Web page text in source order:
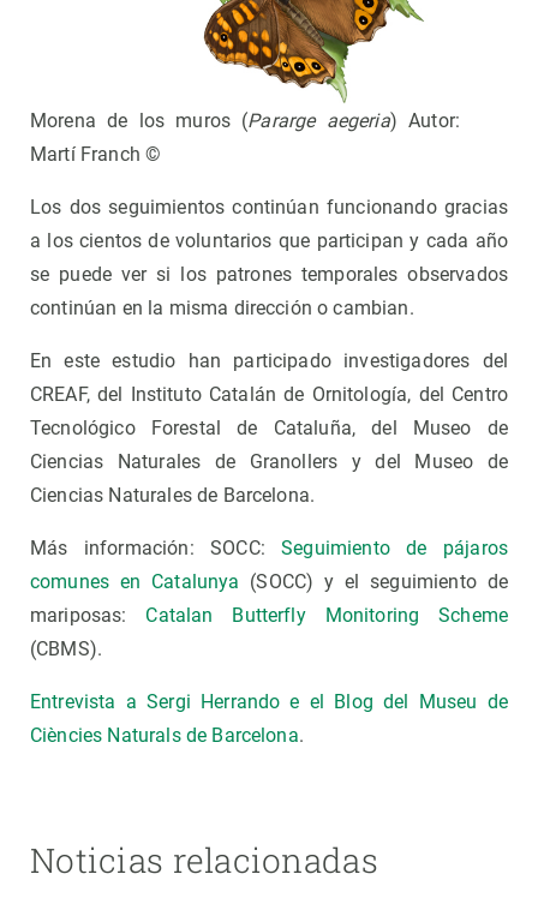
Morena de los muros (Pararge aegeria) Autor:
Martí Franch ©
Los dos seguimientos continúan funcionando gracias
a los cientos de voluntarios que participan y cada año
se puede ver si los patrones temporales observados
continúan en la misma dirección o cambian.
En este estudio han participado investigadores del
CREAF, del Instituto Catalán de Ornitología, del Centro
Tecnológico Forestal de Cataluña, del Museo de
Ciencias Naturales de Granollers y del Museo de
Ciencias Naturales de Barcelona.
Más información: SOCC:Seguimiento de pájaros
comunes en Catalunya (SOCC) y el seguimiento de
mariposas: Catalan Butterfly Monitoring Scheme
(CBMS).
Entrevista a Sergi Herrando e el Blog del Museu de
Ciències Naturals de Barcelona.
Noticias relacionadas